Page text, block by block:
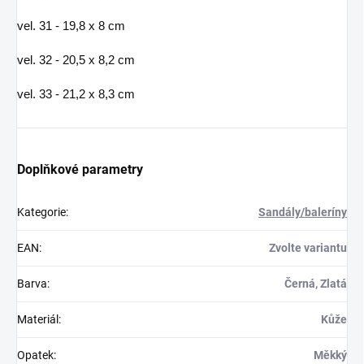
vel. 31 - 19,8 x 8 cm
vel. 32 - 20,5 x 8,2 cm
vel. 33 - 21,2 x 8,3 cm
Doplňkové parametry
Kategorie: Sandály/baleríny
EAN: Zvolte variantu
Barva: Černá, Zlatá
Materiál : Kůže
Opatek: Měkký